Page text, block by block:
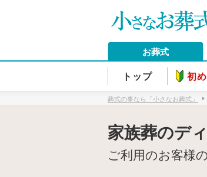
お葬式
トップ 初
葬式の事なら「小さなお葬式」
家族葬のデ
ご利用のお客様